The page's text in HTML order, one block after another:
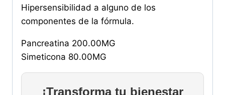
Hipersensibilidad a alguno de los
componentes de la fórmula.
Pancreatina 200.00MG
Simeticona 80.00MG
¡Transforma tu bienestar